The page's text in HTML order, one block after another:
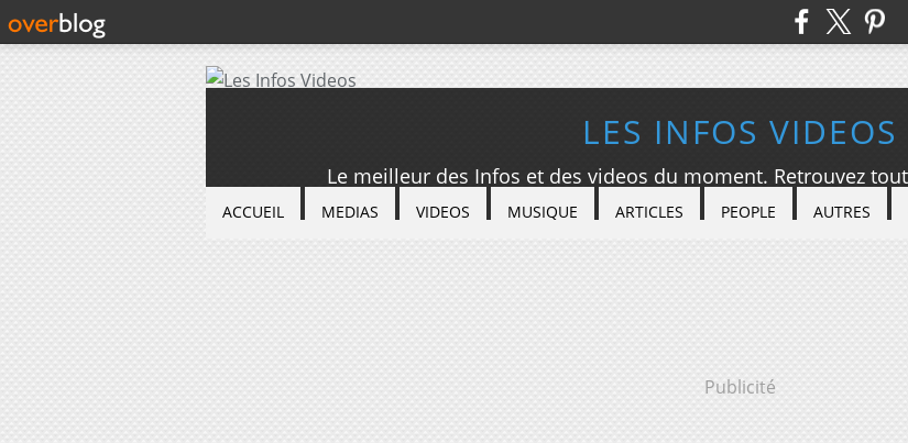
LES INFOS VIDEOS
Le meilleur des Infos et des videos du moment. Retrouvez
ACCUEIL MEDIAS VIDEOS MUSIQUE ARTICLES PEOPLE AUTRES
Publicité